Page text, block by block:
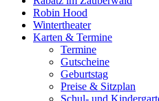
Robin Hood
Wintertheater
Karten & Termine
Termine
Gutscheine
Geburtstag
Preise & Sitzplan
Schul- und